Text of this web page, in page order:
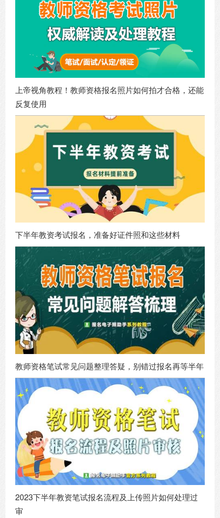
上帝视角教程！教师资格报名照片如何拍才合格，还能
反复使用
下半年教资考试报名，准备好证件照和这些材料
教师资格笔试常见问题整理答疑，别错过报名再等半年
2023下半年教资笔试报名流程及上传照片如何处理过
审